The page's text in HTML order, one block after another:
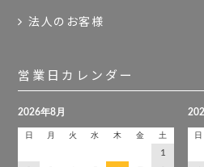
法人のお客様
営業日カレンダー